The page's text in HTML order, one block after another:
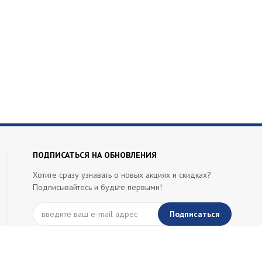
ПОДПИСАТЬСЯ НА ОБНОВЛЕНИЯ
Хотите сразу узнавать о новых акциях и скидках?
Подписывайтесь и будьте первыми!
Подписаться